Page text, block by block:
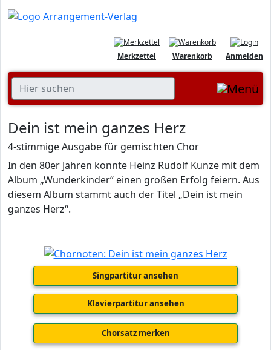
Anmelden
Warenkorb
Merkzettel
Dein ist mein ganzes Herz
4-stimmige Ausgabe für gemischten Chor
In den 80er Jahren konnte Heinz Rudolf Kunze mit dem
Album „Wunderkinder“ einen großen Erfolg feiern. Aus
diesem Album stammt auch der Titel „Dein ist mein
ganzes Herz“.
Singpartitur ansehen
Klavierpartitur ansehen
Chorsatz merken